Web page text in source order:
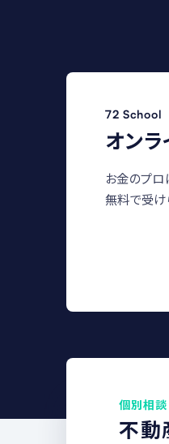
72 School
オン
お金のプロ
無料で受け
個別相談
不動